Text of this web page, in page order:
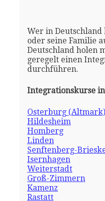
Wer in
oder seine Familie
Deutschland holen
geregelt einen
durchführen.
Integrationskurse
Osterburg (Altmark)
Hildesheim
Homberg
Linden
Senftenberg-
Isernhagen
Weiterstadt
Groß-Zimmern
Kamenz
Rastatt